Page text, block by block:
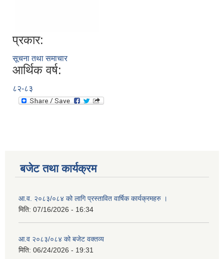
प्रकार:
सूचना तथा समाचार
आर्थिक वर्ष:
८२-८३
बजेट तथा कार्यक्रम
आ.व. २०८३/०८४ को लागि प्रस्तावित वार्षिक कार्यक्रमहरु ।
मिति: 07/16/2026 - 16:34
आ.व २०८३/०८४ को बजेट वक्तव्य
मिति: 06/24/2026 - 19:31